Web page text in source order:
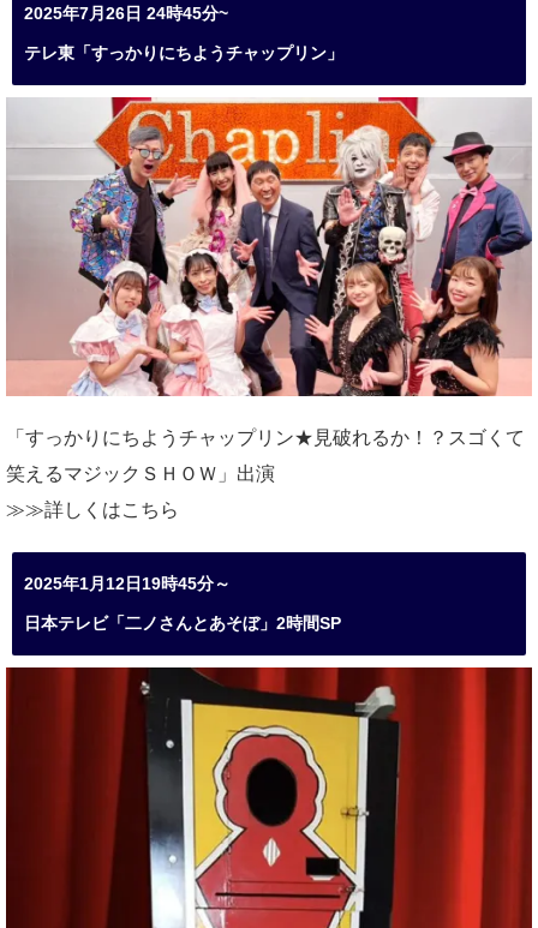
2025年7月26日 24時45分~
テレ東「すっかりにちようチャップリン」
「すっかりにちようチャップリン★見破れるか！？スゴくて
笑えるマジックＳＨＯＷ」出演
≫≫詳しくはこちら
2025年1月12日19時45分～
日本テレビ「二ノさんとあそぼ」2時間SP